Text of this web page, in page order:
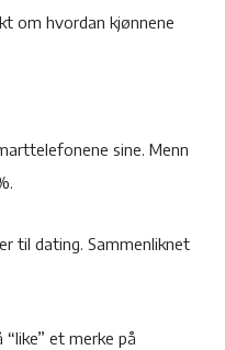
om hvordan kjønnene
sine. Menn
til dating. Sammenliknet
et merke på